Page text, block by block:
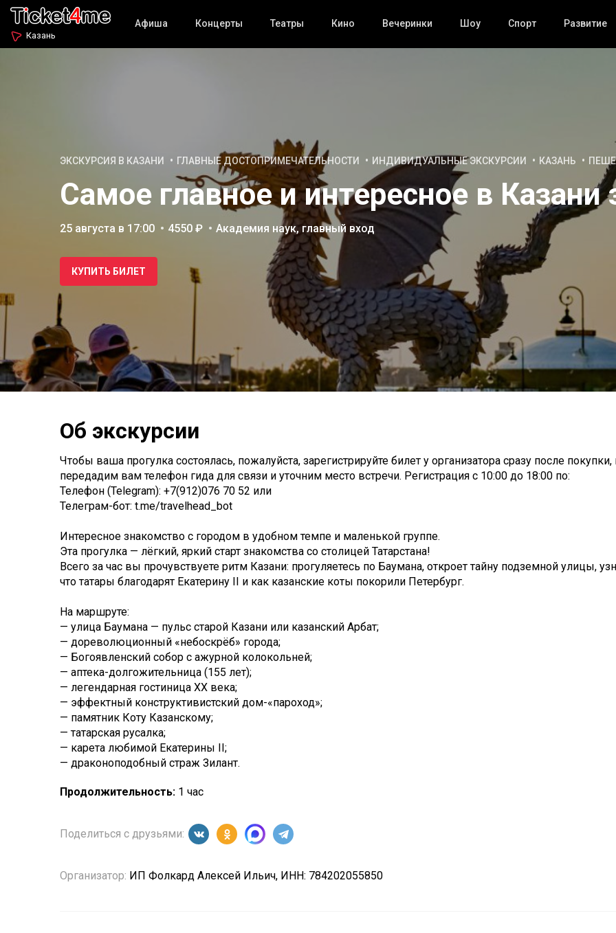
Казань
Афиша Концерты Театры Кино Вечеринки Шоу Спорт Развитие
ЭКСКУРСИЯ В КАЗАНИ ГЛАВНЫЕ ДОСТОПРИМЕЧАТЕЛЬНОСТИ ИНДИВИДУАЛЬНЫЕ ЭКСКУРСИИ КАЗАНЬ
Самое главное и интересное в Казани
25 августа в 17:00 4550 ₽ Академия наук, главный вход
КУПИТЬ БИЛЕТ
Об экскурсии
Чтобы ваша прогулка состоялась, пожалуйста, зарегистрируйте билет у организатора сразу после
передадим вам телефон гида для связи и уточним место встречи. Регистрация с 10:00 до 18:00 по:
Телефон (Telegram): +7(912)076 70 52 или
Телеграм-бот: t.me/travelhead_bot
Интересное знакомство с городом в удобном темпе и маленькой группе.
Эта прогулка — лёгкий, яркий старт знакомства со столицей Татарстана!
Всего за час вы прочувствуете ритм Казани: прогуляетесь по Баумана, откроет тайну подземной улицы,
что татары благодарят Екатерину II и как казанские коты покорили Петербург.
На маршруте:
— улица Баумана — пульс старой Казани или казанский Арбат;
— дореволюционный «небоскрёб» города;
— Богоявленский собор с ажурной колокольней;
— аптека-долгожительница (155 лет);
— легендарная гостиница XX века;
— эффектный конструктивистский дом-«пароход»;
— памятник Коту Казанскому;
— татарская русалка;
— карета любимой Екатерины II;
— драконоподобный страж Зилант.
Продолжительность: 1 час
Поделиться с друзьями:
Организатор: ИП Фолкард Алексей Ильич, ИНН: 784202055850